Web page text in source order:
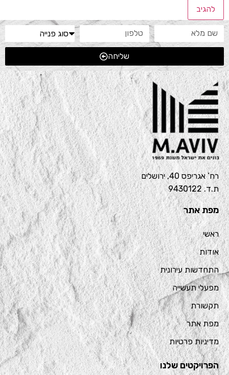
שליחה
רח’ אגריפס 40, ירושלים
ת.ד. 9430122
מפת אתר
ראשי
אודות
התחדשות עירונית
מפעלי תעשייה
תקשורת
מפת אתר
מדיניות פרטיות
הפרויקטים שלנו